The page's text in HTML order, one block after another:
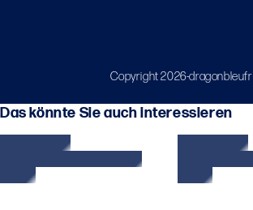
Copyright 2026-dragonbleufr
Das könnte Sie auch interessieren